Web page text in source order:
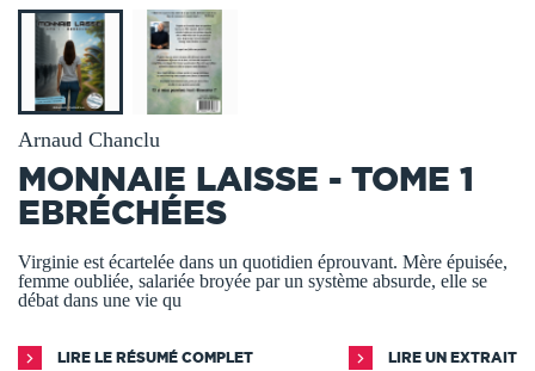
Arnaud Chanclu
MONNAIE LAISSE - TOME 1
EBRÉCHÉES
Virginie est écartelée dans un quotidien éprouvant. Mère épuisée,
femme oubliée, salariée broyée par un système absurde, elle se
débat dans une vie qu
LIRE LE RÉSUMÉ COMPLET LIRE UN EXTRAIT